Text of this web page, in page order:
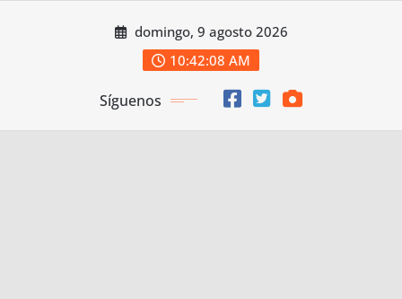
domingo, 9 agosto 2026
10:42:08 AM
Síguenos